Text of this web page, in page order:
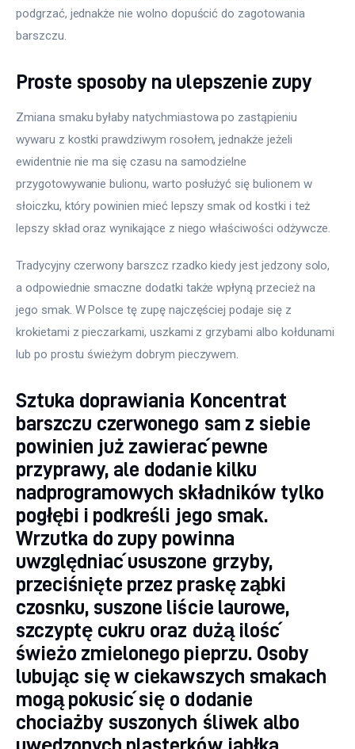
podgrzać, jednakże nie wolno dopuścić do zagotowania
barszczu.
Proste sposoby na ulepszenie zupy
Zmiana smaku byłaby natychmiastowa po zastąpieniu
wywaru z kostki prawdziwym rosołem, jednakże jeżeli
ewidentnie nie ma się czasu na samodzielne
przygotowywanie bulionu, warto posłużyć się bulionem w
słoiczku, który powinien mieć lepszy smak od kostki i też
lepszy skład oraz wynikające z niego właściwości odżywcze.
Tradycyjny czerwony barszcz rzadko kiedy jest jedzony solo,
a odpowiednie smaczne dodatki także wpłyną przecież na
jego smak. W Polsce tę zupę najczęściej podaje się z
krokietami z pieczarkami, uszkami z grzybami albo kołdunami
lub po prostu świeżym dobrym pieczywem.
Sztuka doprawiania Koncentrat
barszczu czerwonego sam z siebie
powinien już zawierać pewne
przyprawy, ale dodanie kilku
nadprogramowych składników tylko
pogłębi i podkreśli jego smak.
Wrzutka do zupy powinna
uwzględniać ususzone grzyby,
przeciśnięte przez praskę ząbki
czosnku, suszone liście laurowe,
szczyptę cukru oraz dużą ilość
świeżo zmielonego pieprzu. Osoby
lubując się w ciekawszych smakach
mogą pokusić się o dodanie
chociażby suszonych śliwek albo
uwędzonych plasterków jabłka.